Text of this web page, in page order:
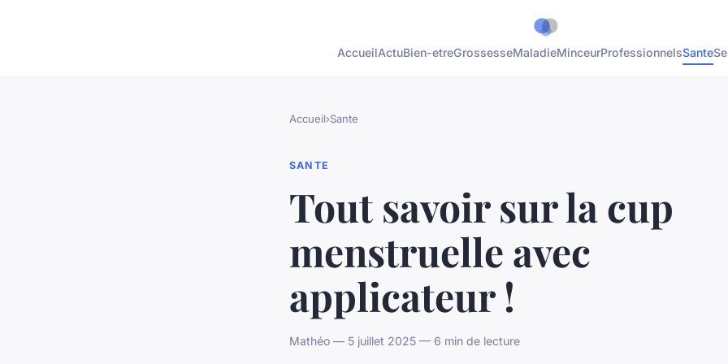
AccueilActuBien-etreGrossesseMaladieMinceurProfessionnelsSante
Accueil›Sante
SANTE
Tout savoir sur la cup
menstruelle avec
applicateur !
Mathéo — 5 juillet 2025 — 6 min de lecture